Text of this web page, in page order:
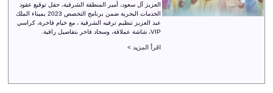
العزيز آل سعود، أمير المنطقة الشرقية، حفل توقيع عقود
الخدمات البحرية ضمن برنامج التخصص 2023 بميناء الملك
عبد العزيز تنظيم ترفيه الشرقية ، مع خيام فاخرة، كراسي
VIP، شاشة عملاقة، وسجاد فاخر بتفاصيل راقية.
اقرأ المزيد >